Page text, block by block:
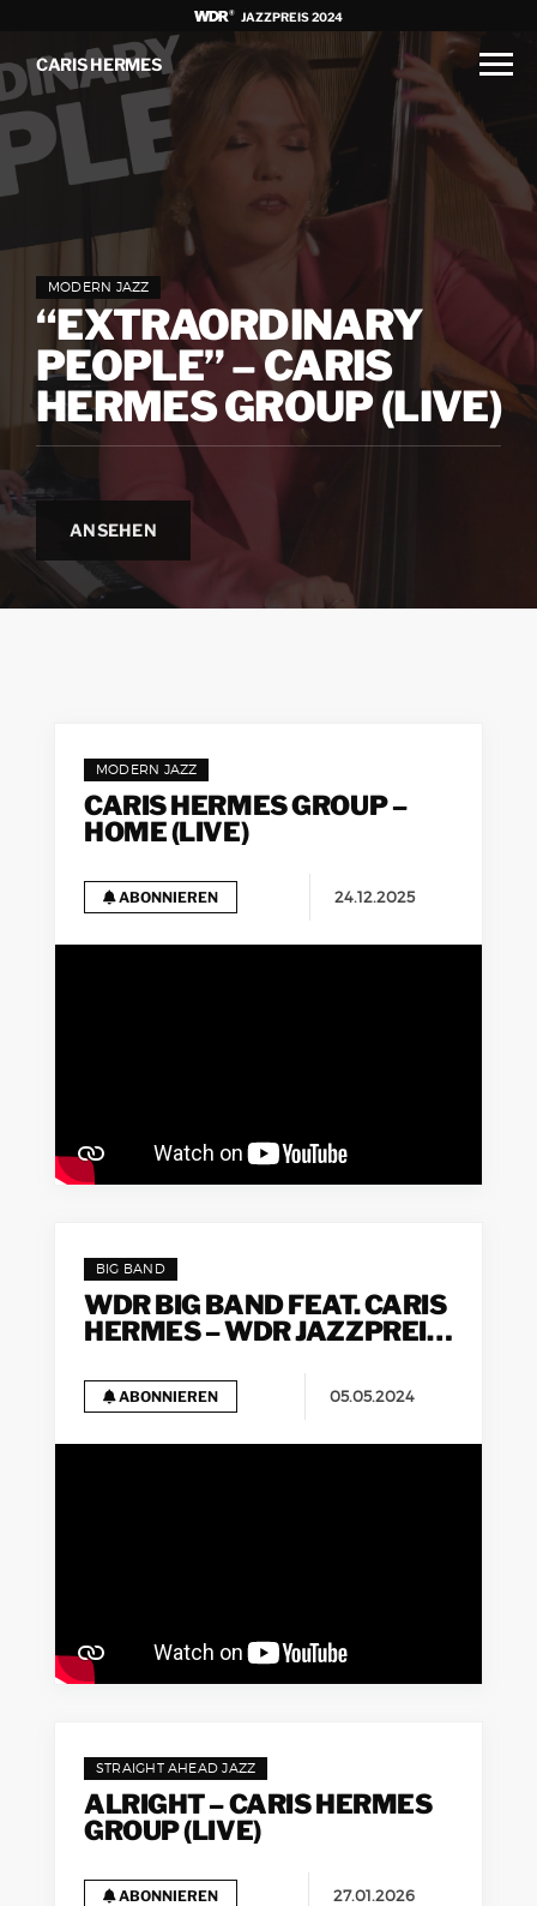
JAZZPREIS 2024
CARIS HERMES
MODERN JAZZ
“EXTRAORDINARY
PEOPLE” – CARIS
HERMES GROUP (LIVE)
ANSEHEN
MODERN JAZZ
CARIS HERMES GROUP –
HOME (LIVE)
ABONNIEREN 24.12.2025
BIG BAND
WDR BIG BAND FEAT. CARIS
HERMES – WDR JAZZPREIS
ABONNIEREN 05.05.2024
STRAIGHT AHEAD JAZZ
ALRIGHT – CARIS HERMES
GROUP (LIVE)
ABONNIEREN 27.01.2026